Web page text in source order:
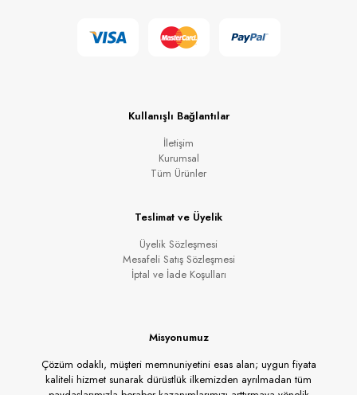
Kullanışlı Bağlantılar
İletişim
Kurumsal
Tüm Ürünler
Teslimat ve Üyelik
Üyelik Sözleşmesi
Mesafeli Satış Sözleşmesi
İptal ve İade Koşulları
Misyonumuz
Çözüm odaklı, müşteri memnuniyetini esas alan; uygun fiyata
kaliteli hizmet sunarak dürüstlük ilkemizden ayrılmadan tüm